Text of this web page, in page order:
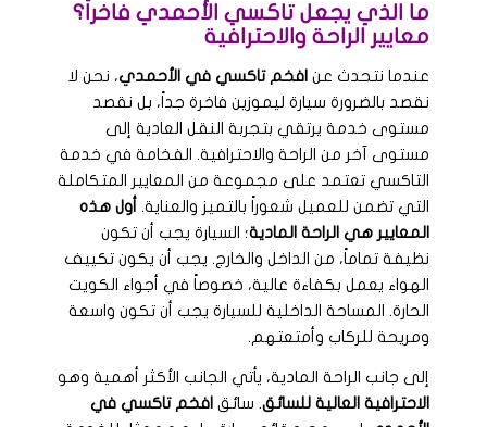
ما الذي يجعل تاكسي الأحمدي فاخراً؟
معايير الراحة والاحترافية
عندما نتحدث عن افخم تاكسي في الأحمدي، نحن لا
نقصد بالضرورة سيارة ليموزين فاخرة جداً، بل نقصد
مستوى خدمة يرتقي بتجربة النقل العادية إلى
مستوى آخر من الراحة والاحترافية. الفخامة في خدمة
التاكسي تعتمد على مجموعة من المعايير المتكاملة
التي تضمن للعميل شعوراً بالتميز والعناية. أول هذه
المعايير هي الراحة المادية؛ السيارة يجب أن تكون
نظيفة تماماً، من الداخل والخارج. يجب أن يكون تكييف
الهواء يعمل بكفاءة عالية، خصوصاً في أجواء الكويت
الحارة. المساحة الداخلية للسيارة يجب أن تكون واسعة
ومريحة للركاب وأمتعتهم.
إلى جانب الراحة المادية، يأتي الجانب الأكثر أهمية وهو
الاحترافية العالية للسائق. سائق افخم تاكسي في